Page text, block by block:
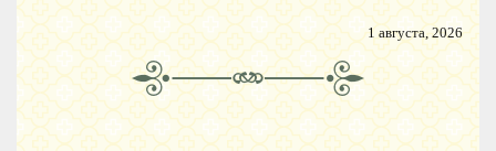
1 августа, 2026